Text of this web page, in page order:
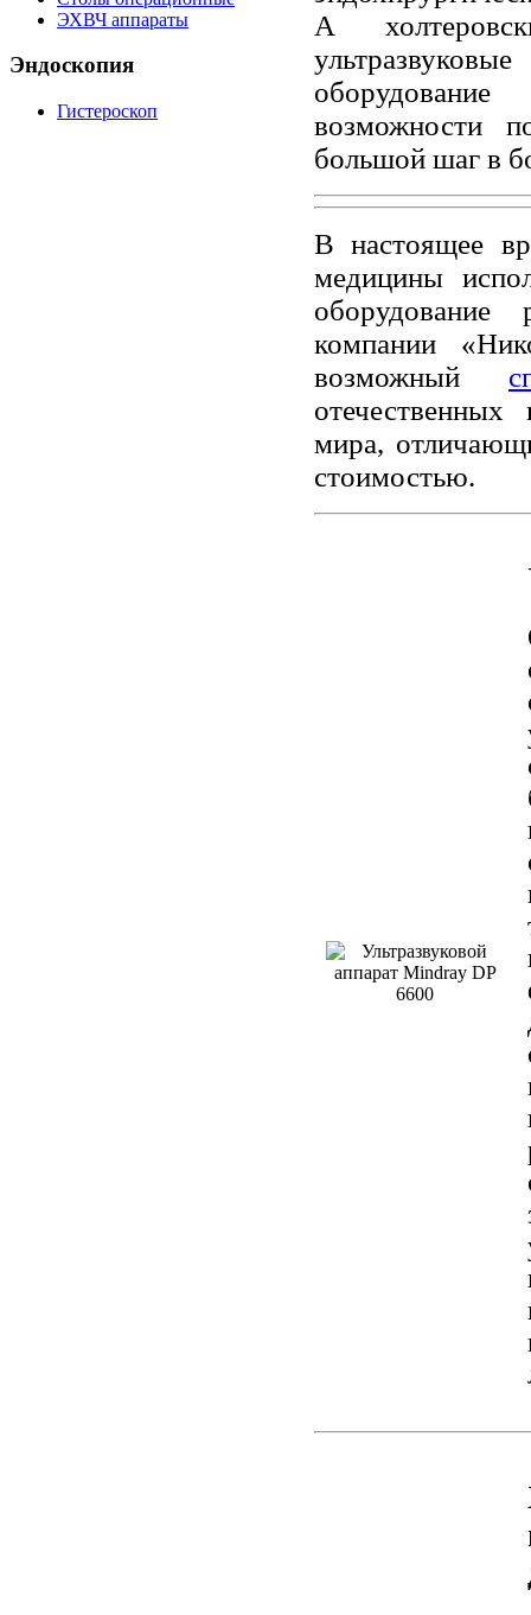
ЭХВЧ аппараты
Эндоскопия
Гистероскоп
А
возможности
большой шаг в
В настоящее
медицины
оборудование
компании
возможный
мира,
стоимостью.